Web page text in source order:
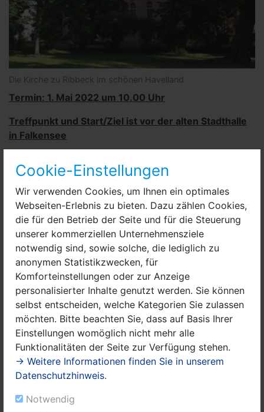
Cookie-Einstellungen
Wir verwenden Cookies, um Ihnen ein optimales
Webseiten-Erlebnis zu bieten. Dazu zählen Cookies,
die für den Betrieb der Seite und für die Steuerung
unserer kommerziellen Unternehmensziele
notwendig sind, sowie solche, die lediglich zu
anonymen Statistikzwecken, für
Komforteinstellungen oder zur Anzeige
personalisierter Inhalte genutzt werden. Sie können
selbst entscheiden, welche Kategorien Sie zulassen
möchten. Bitte beachten Sie, dass auf Basis Ihrer
Einstellungen womöglich nicht mehr alle
Funktionalitäten der Seite zur Verfügung stehen.
→ Weitere Informationen finden Sie in unserem
Datenschutzhinweis.
Notwendig
Die Kirche zu Ribbeck im schönen Havelland
Termin: 1. Mai 2022 um 10.00 Uhr
Treffpunkt und Start/Ziel ist vor der alten Stadthalle
in Falkensee
Stopps:
Zeestow: Radwegekirche mit 12 Bildern von Volker
Stelzmann
Ribbeck: Schloss, Kirche, Einkehr: Alte Schule
Bredow: Konzert des Blockflötenensembles Quintibia
Distanz: 60 km
Geschwindigkeit: 15 bis 18 km/h
Kosten: 3 Euro für Nicht-ADFC-Mitglieder, 1,50 Euro
für ADFC-Mitglieder